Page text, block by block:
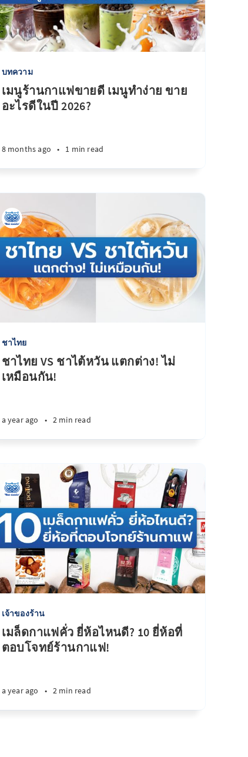
บทความ
เมนูร้านกาแฟขายดี เมนูทำง่าย ขาย
อะไรดีในปี 2026?
8 months ago • 1 min read
ชาไทย
ชาไทย VS ชาไต้หวัน แตกต่าง! ไม่
เหมือนกัน!
a year ago • 2 min read
เจ้าของร้าน
เมล็ดกาแฟคั่ว ยี่ห้อไหนดี? 10 ยี่ห้อที่
ตอบโจทย์ร้านกาแฟ!
a year ago • 2 min read